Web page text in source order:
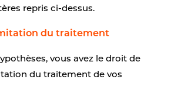
repris ci-dessus.
du traitement
vous avez le droit de
du traitement de vos